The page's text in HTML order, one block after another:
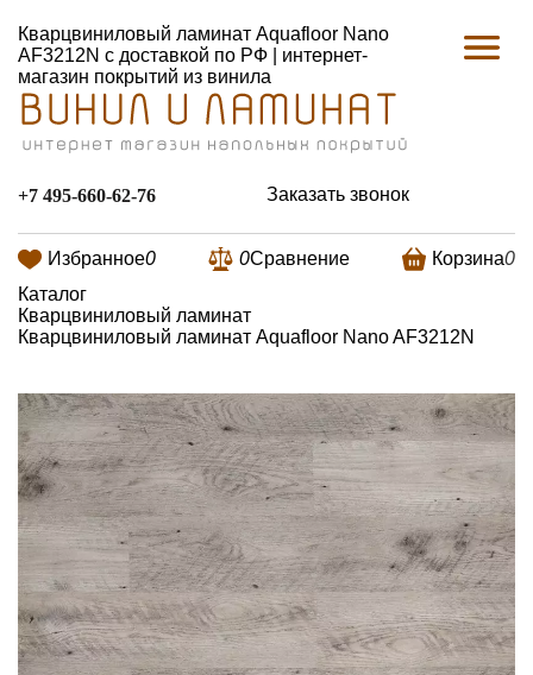
Кварцвиниловый ламинат Aquafloor Nano
AF3212N с доставкой по РФ | интернет-
магазин покрытий из винила
+7 495-660-62-76 Заказать звонок
Избранное0 0Сравнение Корзина0
Каталог
Кварцвиниловый ламинат
Кварцвиниловый ламинат Aquafloor Nano AF3212N